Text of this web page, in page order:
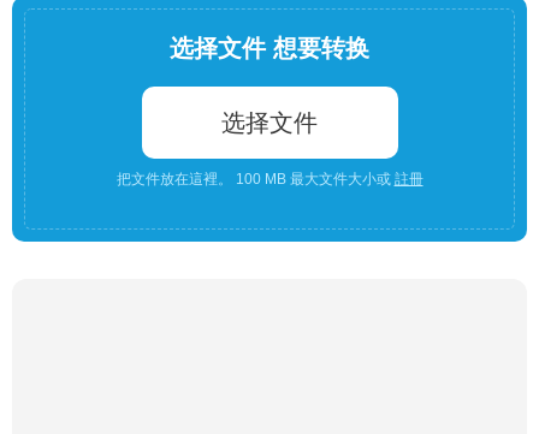
选择文件 想要转换
选择文件
把文件放在這裡。 100 MB 最大文件大小或 註冊